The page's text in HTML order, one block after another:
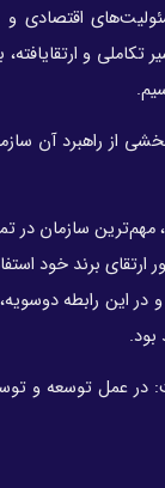
اقتصادی
تکاملی و
از راهبرد آن
مهم‌ترین سازمان در
برند خود
و در این رابطه
بود.
و فرآورده‌های نفتی است، گفت: در عمل